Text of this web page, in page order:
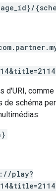
d'URI,
de schéma
play?